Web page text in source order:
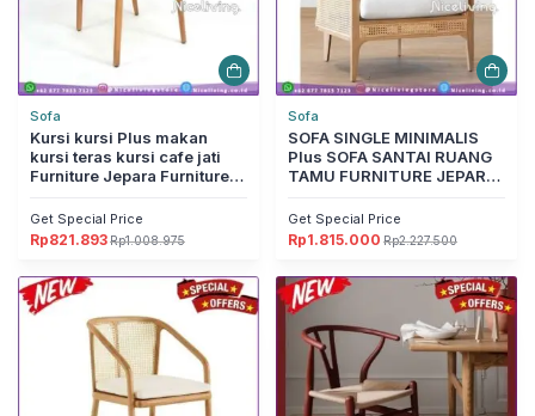
Sofa
Kursi kursi Plus makan
kursi teras kursi cafe jati
Furniture Jepara Furniture
Get Special Price
Rp1.008.975
Harga
adalah:
Rp1.008.975.
Rp821.893
Harga
ini
adalah:
Rp821.893.
Sofa
SOFA SINGLE MINIMALIS
Plus SOFA SANTAI RUANG
TAMU FURNITURE JEPARA
Get Special Price
Rp2.227.500
Harga
adalah:
Rp2.227.500.
Rp1.815.000
Harga
ini
adalah:
Rp1.815.000.